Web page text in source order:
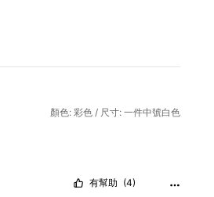
顏色: 彩色 / 尺寸: 一件中號白色
有幫助 (4)